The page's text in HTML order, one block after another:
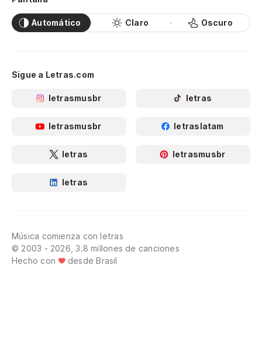
Automático Claro Oscuro
Sigue a Letras.com
letrasmusbr letras
letrasmusbr letraslatam
letras letrasmusbr
letras
Música comienza con letras
© 2003 - 2026, 3.8 millones de canciones
Hecho con
desde Brasil